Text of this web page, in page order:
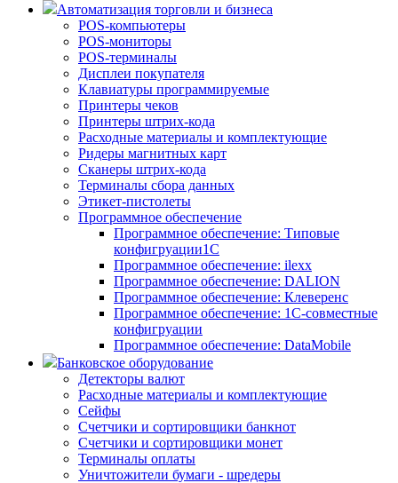
Автоматизация торговли и бизнеса
POS-компьютеры
POS-мониторы
POS-терминалы
Дисплеи покупателя
Клавиатуры программируемые
Принтеры чеков
Принтеры штрих-кода
Расходные материалы и комплектующие
Ридеры магнитных карт
Сканеры штрих-кода
Терминалы сбора данных
Этикет-пистолеты
Программное обеспечение
Программное обеспечение: Типовые
конфигруации1С
Программное обеспечение: ilexx
Программное обеспечение: DALION
Программное обеспечение: Клеверенс
Программное обеспечение: 1С-совместные
конфигруации
Программное обеспечение: DataMobile
Банковское оборудование
Детекторы валют
Расходные материалы и комплектующие
Сейфы
Счетчики и сортировщики банкнот
Счетчики и сортировщики монет
Терминалы оплаты
Уничтожители бумаги - шредеры